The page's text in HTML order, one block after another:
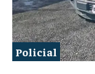
Policial